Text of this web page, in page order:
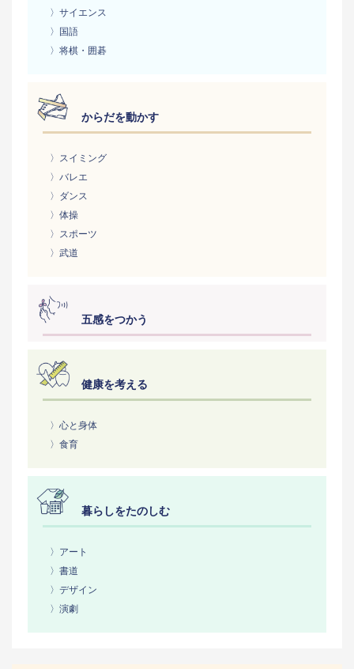
〉サイエンス
〉国語
〉将棋・囲碁
からだを動かす
〉スイミング
〉バレエ
〉ダンス
〉体操
〉スポーツ
〉武道
五感をつかう
健康を考える
〉心と身体
〉食育
暮らしをたのしむ
〉アート
〉書道
〉デザイン
〉演劇